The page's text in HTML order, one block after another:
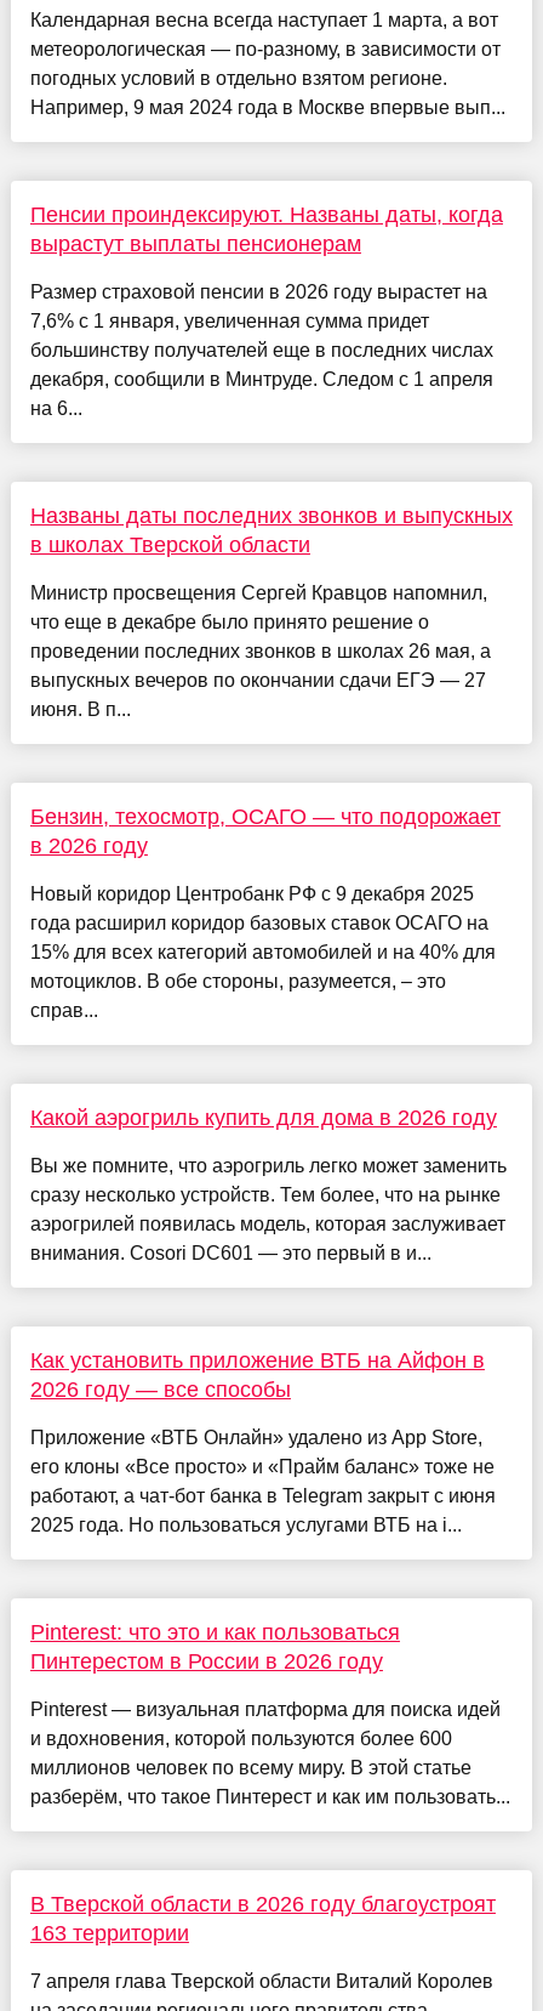
Календарная весна всегда наступает 1 марта, а вот
метеорологическая — по-разному, в зависимости от
погодных условий в отдельно взятом регионе.
Например, 9 мая 2024 года в Москве впервые вып...
Пенсии проиндексируют. Названы даты, когда
вырастут выплаты пенсионерам
Размер страховой пенсии в 2026 году вырастет на
7,6% с 1 января, увеличенная сумма придет
большинству получателей еще в последних числах
декабря, сообщили в Минтруде. Следом с 1 апреля
на 6...
Названы даты последних звонков и выпускных
в школах Тверской области
Министр просвещения Сергей Кравцов напомнил,
что еще в декабре было принято решение о
проведении последних звонков в школах 26 мая, а
выпускных вечеров по окончании сдачи ЕГЭ — 27
июня. В п...
Бензин, техосмотр, ОСАГО — что подорожает
в 2026 году
Новый коридор Центробанк РФ с 9 декабря 2025
года расширил коридор базовых ставок ОСАГО на
15% для всех категорий автомобилей и на 40% для
мотоциклов. В обе стороны, разумеется, – это
справ...
Какой аэрогриль купить для дома в 2026 году
Вы же помните, что аэрогриль легко может заменить
сразу несколько устройств. Тем более, что на рынке
аэрогрилей появилась модель, которая заслуживает
внимания. Cosori DC601 — это первый в и...
Как установить приложение ВТБ на Айфон в
2026 году — все способы
Приложение «ВТБ Онлайн» удалено из App Store,
его клоны «Все просто» и «Прайм баланс» тоже не
работают, а чат-бот банка в Telegram закрыт с июня
2025 года. Но пользоваться услугами ВТБ на i...
Pinterest: что это и как пользоваться
Пинтерестом в России в 2026 году
Pinterest — визуальная платформа для поиска идей
и вдохновения, которой пользуются более 600
миллионов человек по всему миру. В этой статье
разберём, что такое Пинтерест и как им пользовать...
В Тверской области в 2026 году благоустроят
163 территории
7 апреля глава Тверской области Виталий Королев